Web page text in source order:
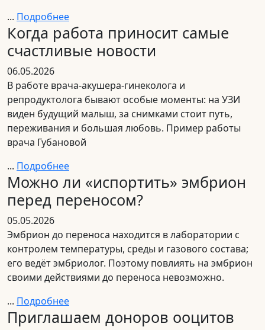
... Подробнее
Когда работа приносит самые
счастливые новости
06.05.2026
В работе врача-акушера-гинеколога и
репродуктолога бывают особые моменты: на УЗИ
виден будущий малыш, за снимками стоит путь,
переживания и большая любовь. Пример работы
врача Губановой
... Подробнее
Можно ли «испортить» эмбрион
перед переносом?
05.05.2026
Эмбрион до переноса находится в лаборатории с
контролем температуры, среды и газового состава;
его ведёт эмбриолог. Поэтому повлиять на эмбрион
своими действиями до переноса невозможно.
... Подробнее
Приглашаем доноров ооцитов